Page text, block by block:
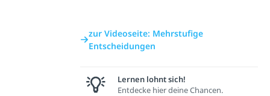
zur Videoseite: Mehrstufige
Entscheidungen
Lernen lohnt sich!
Entdecke hier deine Chancen.